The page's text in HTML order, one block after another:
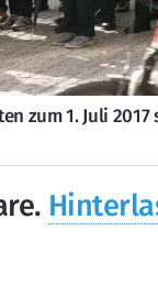
zum 1. Juli 2017
.